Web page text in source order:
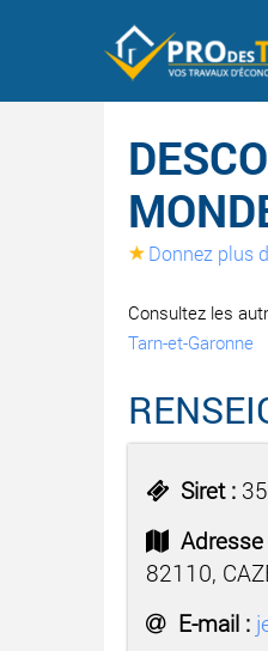
Donnez plus
Consultez les
Tarn-et-Garonne
Siret :
Adresse
82110,
E-mail :